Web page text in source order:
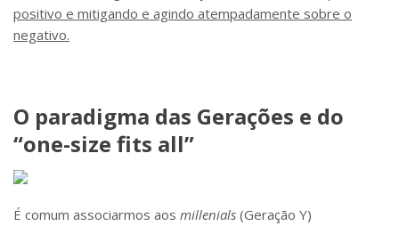
positivo e mitigando e agindo atempadamente sobre o
negativo.
O paradigma das Gerações e do
“one-size fits all”
É comum associarmos aos millenials (Geração Y)